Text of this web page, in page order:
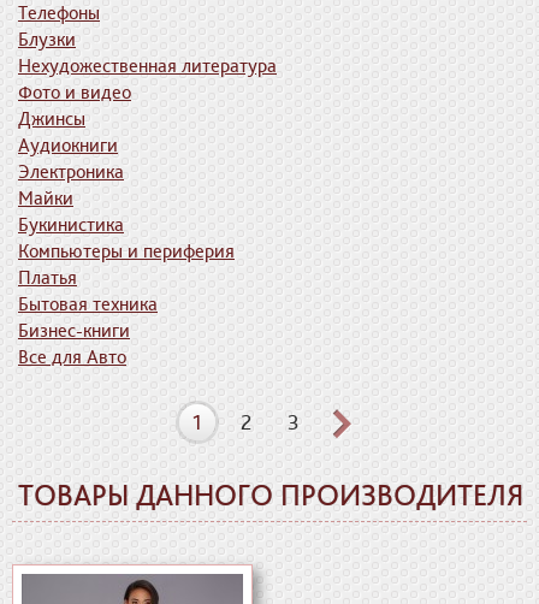
Телефоны
Блузки
Нехудожественная литература
Фото и видео
Джинсы
Аудиокниги
Электроника
Майки
Букинистика
Компьютеры и периферия
Платья
Бытовая техника
Бизнес-книги
Все для Авто
1 2 3
ТОВАРЫ ДАННОГО ПРОИЗВОДИТЕЛЯ